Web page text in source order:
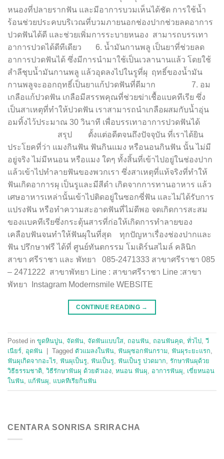
หนองที่ปลายรากฟัน และมีอาการบวมเห็นได้ชัด การใช้น้ำ
ร้อนช่วยประคบบริเวณที่บวมภายนอกช่องปากช่วยลดอาการ
ปวดฟันได้ดี และช่วยเพิ่มการระบายหนอง สามารถบรรเทา
อาการปวดได้ดีทีเดียว 6. น้ำมันกานพลู เป็นยาที่ช่วยลด
อาการปวดฟันได้ ซึ่งมีการนำมาใช้เป็นเวลานานแล้ว โดยใช้
สำลีชุบน้ำมันกานพลู แล้วอุดลงไปในรูที่ผุ ฤทธิ์ของน้ำมัน
กานพลูจะออกฤทธิ์เป็นยาแก้ปวดฟันที่ดีมาก 7. อม
เกลือแก้ปวดฟัน เกลือมีสรรพคุณที่ช่วยฆ่าเชื้อแบคทีเรีย ซึ่ง
เป็นสาเหตุที่ทำให้ปวดฟัน เราสามารถนำเกลือผสมกับน้ำอุ่น
อมทิ้งไว้ประมาณ 30 วินาที เพื่อบรรเทาอาการปวดฟันได้
สรุป ตั้งแต่อดีตจนถึงปัจจุบัน ที่เราได้ยิน
ประโยคที่ว่า แมงกินฟัน ฟันกินแมง หรือนอนกินฟัน นั้น ไม่มี
อยู่จริง ไม่มีหนอน หรือแมง ใดๆ ทั้งสิ้นที่เข้าไปอยู่ในช่องปาก
แล้วเข้าไปทำลายฟันของพวกเรา ซึ่งสาเหตุที่แท้จริงที่ทำให้
ฟันเกิดอาการผุ เป็นรูและมีสีดำ เกิดจากการทานอาหาร แล้ว
เศษอาหารเหล่านั้นเข้าไปติดอยู่ในซอกซี่ฟัน และไม่ได้รับการ
แปรงฟัน หรือทำความสะอาดฟันที่ไม่ดีพอ จดเกิดการสะสม
ของเเบคทีเรียซึ่งกระตุ้นสารที่ก่อให้เกิดการทำลายของ
เคลือบฟันจนทำให้ฟันผุในที่สุด ทุกปัญหาเรื่องช่องปากและ
ฟัน ปรึกษาฟรี ได้ที่ ศูนย์ทันตกรรม โมเดิร์นสไมล์ คลินิก
สาขา ศรีราชา และ พัทยา 085-2471333 สาขาศรีราชา 085
– 2471222 สาขาพัทยา Line : สาขาศรีราชา Line :สาขา
พัทยา Instagram Modernsmile WEBSITE
CONTINUE READING →
Posted in ขูดหินปูน, จัดฟัน, จัดฟันแบบใส, ถอนฟัน, ถอนฟันคุด, ทั่วไป, วี
เนียร์, อุดฟัน Tagged ตัวแมลงในฟัน, ฟันผุซอกฟันกราม, ฟันผุระยะแรก,
ฟันผุเกิดจากอะไร, ฟันผุเป็นรู, ฟันเป็นรู, ฟันเป็นรู ปวดมาก, รักษาฟันผุด้วย
วิธีธรรมชาติ, วิธีรักษาฟันผุ ด้วยตัวเอง, หนอน ฟันผุ, อาการฟันผุ, เขี่ยหนอน
ในฟัน, แก้ฟันผุ, แบคทีเรียกินฟัน
CENTARA SONRISA SRIRACHA